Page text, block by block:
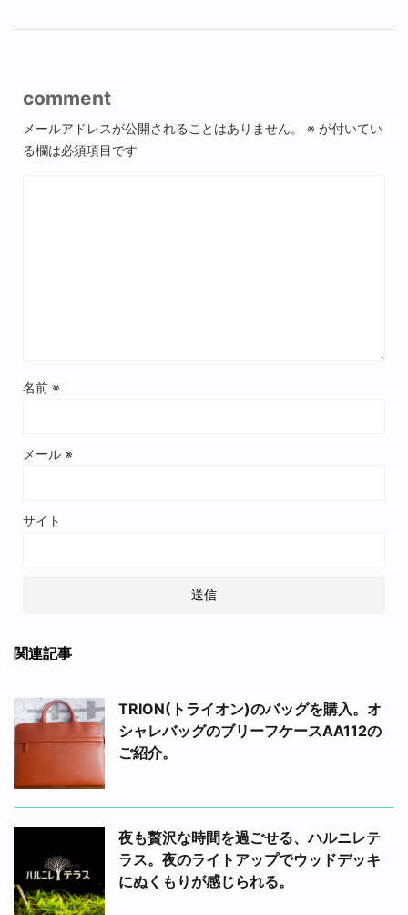
comment
メールアドレスが公開されることはありません。 ※ が付いてい
る欄は必須項目です
名前 ※
メール ※
サイト
関連記事
TRION(トライオン)のバッグを購入。オ
シャレバッグのブリーフケースAA112の
ご紹介。
夜も贅沢な時間を過ごせる、ハルニレテ
ラス。夜のライトアップでウッドデッキ
にぬくもりが感じられる。